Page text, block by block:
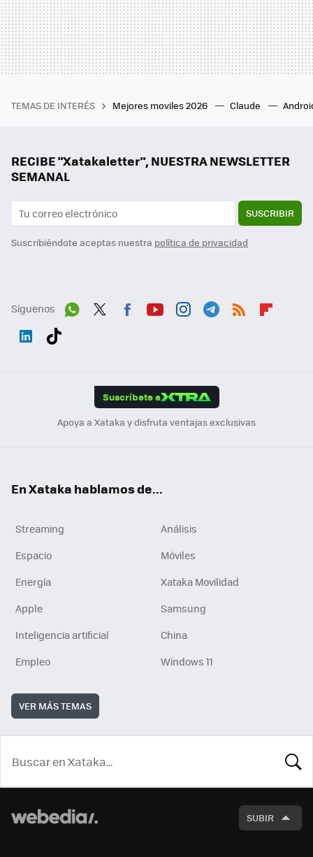
TEMAS DE INTERÉS Mejores moviles 2026 Claude
RECIBE "Xatakaletter", NUESTRA NEWSLETTER
SEMANAL
SUSCRIBIR
Suscribiéndote aceptas nuestra política de privacidad
Síguenos
Suscríbete a
Apoya a Xataka y disfruta ventajas exclusivas
En Xataka hablamos de...
Streaming
Análisis
Espacio
Móviles
Energía
Xataka Movilidad
Apple
Samsung
Inteligencia artificial
China
Empleo
Windows 11
VER MÁS TEMAS
SUBIR